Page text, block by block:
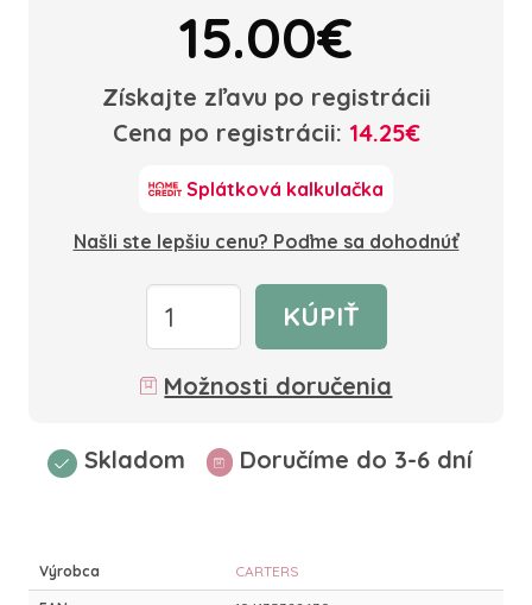
15.00€
Získajte zľavu po registrácii
Cena po registrácii: 14.25€
Splátková kalkulačka
Našli ste lepšiu cenu? Poďme sa dohodnúť
KÚPIŤ
Možnosti doručenia
Skladom Doručíme do 3-6 dní
Výrobca CARTERS